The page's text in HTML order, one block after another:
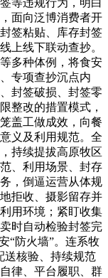
等违规行为，明白
面向泛博消费者开
签粘贴、库存封签
上线下联动查抄。
多种体例，将食安
专项查抄沉点内
封签破损、封签零
整改的措置模式，
盖工做成效，向餐
义及利用规范。全
持续提拔高原牧区
、利用场景、封存
，倒逼运营从体规
拒收、摄影留存并
用环境；紧盯收集
时自动检验封签完
“防火墙”。连系牧
送核验、持续规范
律、平台履职、群